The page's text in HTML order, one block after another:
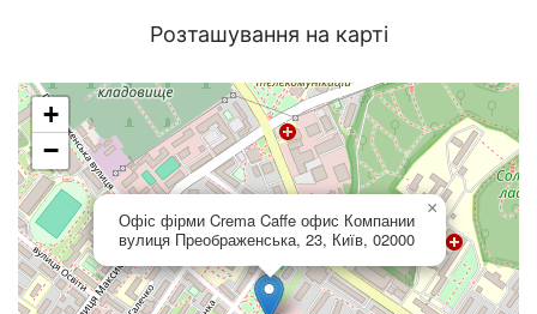
Розташування на карті
Офіс фірми Crema Caffe офис Компании
вулиця Преображенська, 23, Київ, 02000
×
+
−